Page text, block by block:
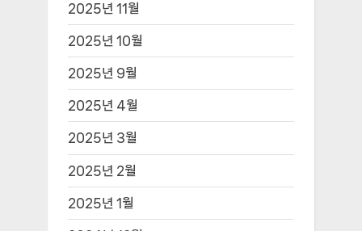
2025년 11월
2025년 10월
2025년 9월
2025년 4월
2025년 3월
2025년 2월
2025년 1월